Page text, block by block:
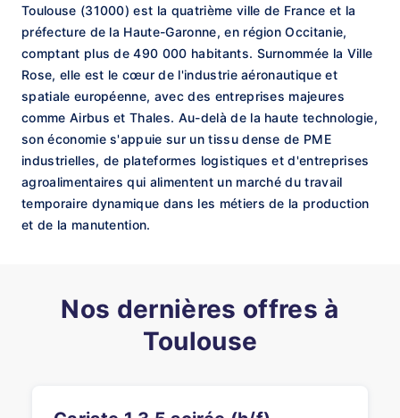
Toulouse (31000) est la quatrième ville de France et la
préfecture de la Haute-Garonne, en région Occitanie,
comptant plus de 490 000 habitants. Surnommée la Ville
Rose, elle est le cœur de l'industrie aéronautique et
spatiale européenne, avec des entreprises majeures
comme Airbus et Thales. Au-delà de la haute technologie,
son économie s'appuie sur un tissu dense de PME
industrielles, de plateformes logistiques et d'entreprises
agroalimentaires qui alimentent un marché du travail
temporaire dynamique dans les métiers de la production
et de la manutention.
Nos dernières offres à
Toulouse